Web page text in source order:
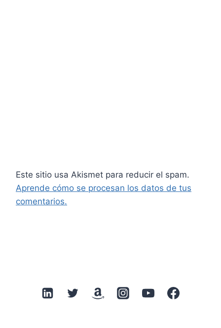
Este sitio usa Akismet para reducir el spam.
Aprende cómo se procesan los datos de tus
comentarios.